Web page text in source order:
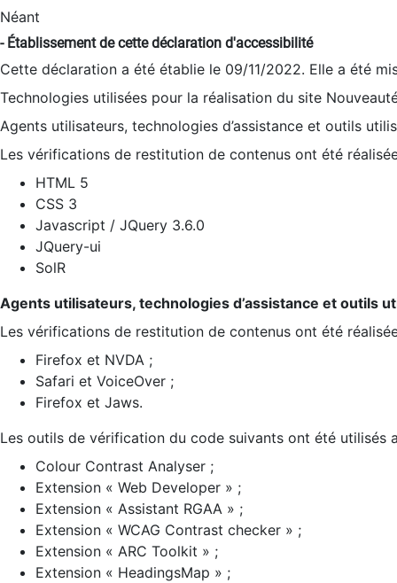
Néant
- Établissement de cette déclaration d'accessibilité
Cette déclaration a été établie le 09/11/2022. Elle a été
Technologies utilisées pour la réalisation du site
Agents utilisateurs, technologies d’assistance et outils
Les vérifications de restitution de contenus ont été
HTML 5
CSS 3
Javascript / JQuery 3.6.0
JQuery-ui
SolR
Agents utilisateurs, technologies d’assistance et outils
Les vérifications de restitution de contenus ont été
Firefox et NVDA ;
Safari et VoiceOver ;
Firefox et Jaws.
Les outils de vérification du code suivants ont été utilisés
Colour Contrast Analyser ;
Extension « Web Developer » ;
Extension « Assistant RGAA » ;
Extension « WCAG Contrast checker » ;
Extension « ARC Toolkit » ;
Extension « HeadingsMap » ;